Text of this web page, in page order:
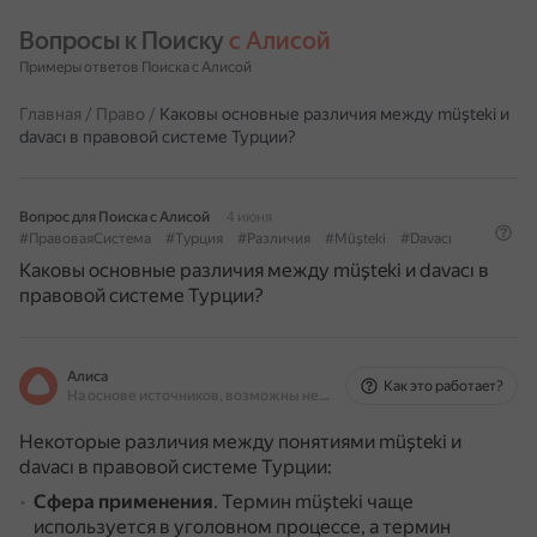
Вопросы к Поиску с Алисой
Примеры ответов Поиска с Алисой
Главная / Право / Каковы основные различия между müşteki и
davacı в правовой системе Турции?
Вопрос для Поиска с Алисой
4 июня
#ПравоваяСистема
#Турция #Различия #Müşteki #Davacı
Каковы основные различия между müşteki и davacı в
правовой системе Турции?
Алиса
На основе источников, возможны неточности
Как это работает?
Некоторые различия между понятиями müşteki и
davacı в правовой системе Турции:
Сфера применения. Термин müşteki чаще
используется в уголовном процессе, а термин